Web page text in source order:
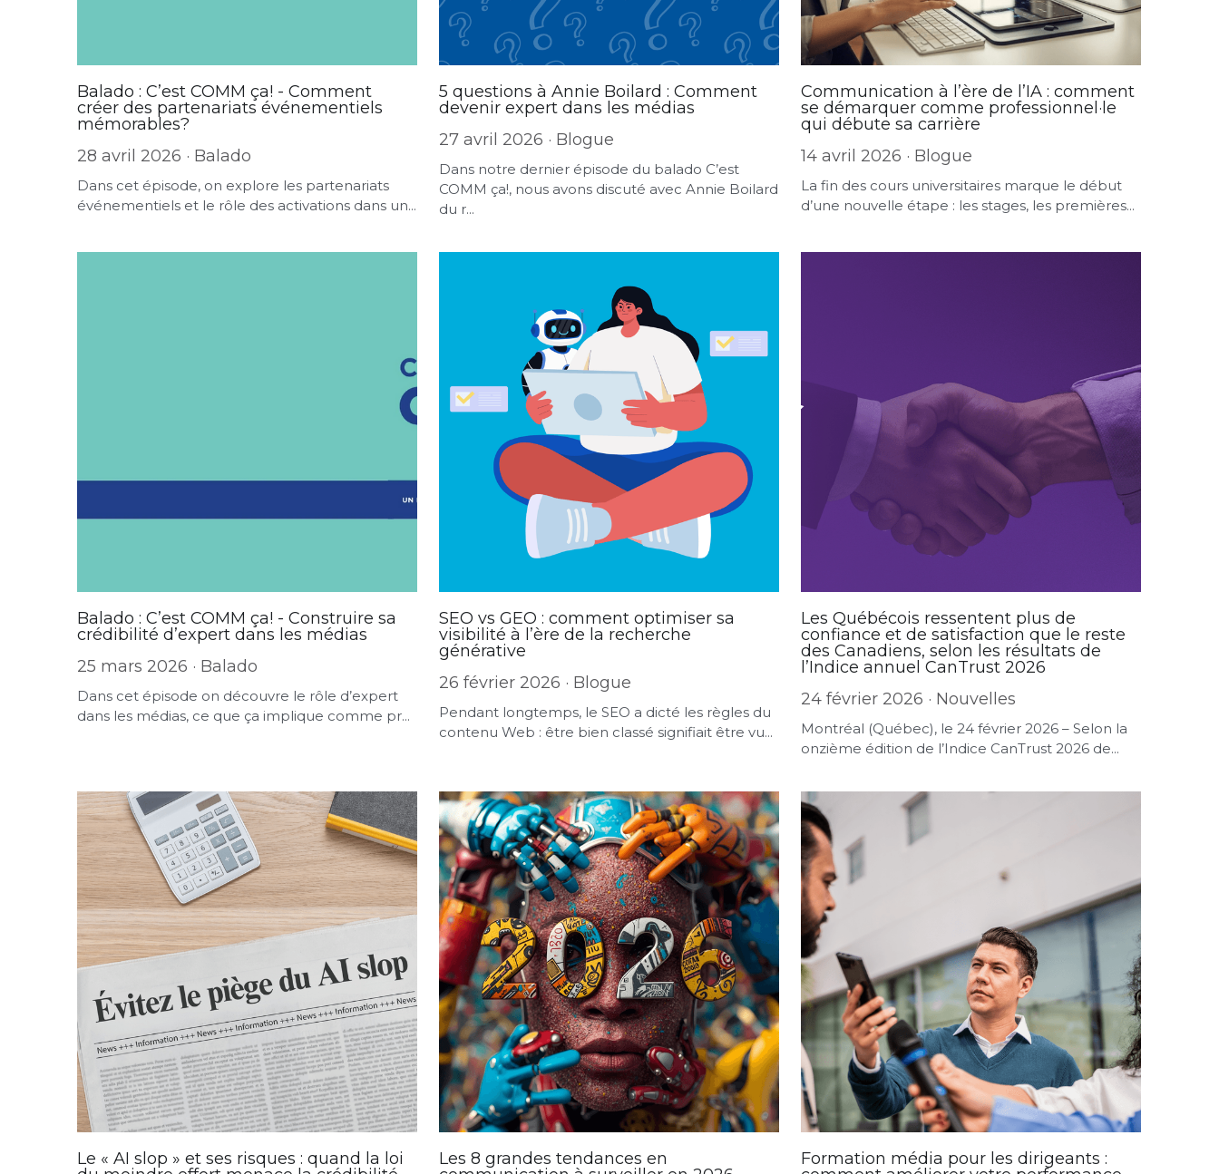
Balado : C’est COMM ça! - Comment
créer des partenariats événementiels
mémorables?
28 avril 2026 · Balado
Dans cet épisode, on explore les partenariats
événementiels et le rôle des activations dans un...
5 questions à Annie Boilard : Comment
devenir expert dans les médias
27 avril 2026 · Blogue
Dans notre dernier épisode du balado C’est
COMM ça!, nous avons discuté avec Annie Boilard
du r...
Communication à l’ère de l’IA : comment
se démarquer comme professionnel·le
qui débute sa carrière
14 avril 2026 · Blogue
La fin des cours universitaires marque le début
d’une nouvelle étape : les stages, les premières...
Balado : C’est COMM ça! - Construire sa
crédibilité d’expert dans les médias
25 mars 2026 · Balado
Dans cet épisode on découvre le rôle d’expert
dans les médias, ce que ça implique comme pr...
SEO vs GEO : comment optimiser sa
visibilité à l’ère de la recherche
générative
26 février 2026 · Blogue
Pendant longtemps, le SEO a dicté les règles du
contenu Web : être bien classé signifiait être vu...
Les Québécois ressentent plus de
confiance et de satisfaction que le reste
des Canadiens, selon les résultats de
l’Indice annuel CanTrust 2026
24 février 2026 · Nouvelles
Montréal (Québec), le 24 février 2026 – Selon la
onzième édition de l’Indice CanTrust 2026 de...
Le « AI slop » et ses risques : quand la loi
Les 8 grandes tendances en
Formation média pour les dirigeants :